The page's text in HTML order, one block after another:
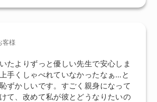
客様
たよりずっと優しい先生で安心しま
手くしゃべれていなかったなぁ…と
ずかしいです。すごく親身になって
て、改めて私が彼とどうなりたいの